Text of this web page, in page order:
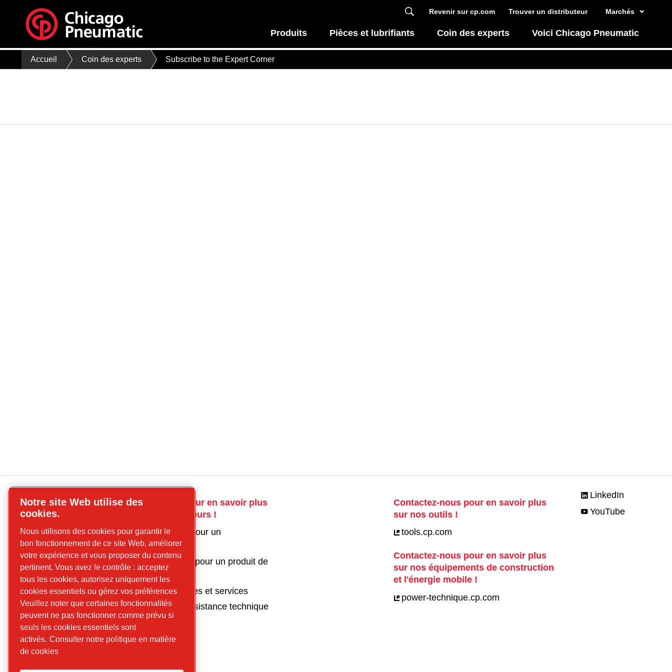
Marchés
Revenir sur cp.com Trouver un distributeur
Produits Pièces et lubrifiants Coin des experts Voici Chicago Pneumatic
Accueil Coin des experts Subscribe to the Expert Corner
Compresseurs
CP
Trouvez ce que
vous cherchez
Compresseurs
à vis
Compresseurs
à pistons
Traitement de
l'air
Pièces
Service
Contactez-nous pour en savoir plus
sur nos compresseurs !
Obtenir un devis pour un
compresseur
Obtenez un devis pour un produit de
traitement de l'air
Demande de pièces et services
Demander une assistance technique
Contactez-nous pour en savoir plus
sur nos outils !
tools.cp.com
Contactez-nous pour en savoir plus
sur nos équipements de construction
et l'énergie mobile !
power-technique.cp.com
LinkedIn
YouTube
Notre site Web utilise des
cookies.
Nous utilisons des cookies pour garantir le
bon fonctionnement de ce site Web, améliorer
votre expérience et vous proposer du contenu
pertinent. Vous avez le contrôle : acceptez
tous les cookies, autorisez uniquement les
cookies essentiels ou gérez vos préférences
Veuillez noter que certaines fonctionnalités
peuvent ne pas fonctionner comme prévu si
seuls les cookies essentiels sont
activés. Consulter notre politique en matière
de cookies